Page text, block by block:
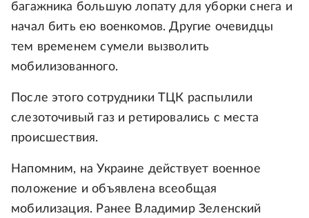
багажника большую лопату для уборки снега и
начал бить ею военкомов. Другие очевидцы
тем временем сумели вызволить
мобилизованного.
После этого сотрудники ТЦК распылили
слезоточивый газ и ретировались с места
происшествия.
Напомним, на Украине действует военное
положение и объявлена всеобщая
мобилизация. Ранее Владимир Зеленский